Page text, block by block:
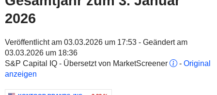
2026
Veröffentlicht am 03.03.2026 um 17:53 - Geändert am
03.03.2026 um 18:36
S&P Capital IQ - Übersetzt von MarketScreener
- Original
anzeigen